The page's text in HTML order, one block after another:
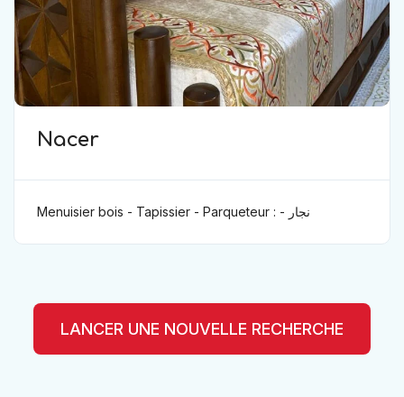
Nacer
Menuisier bois - Tapissier - Parqueteur : نجار -
LANCER UNE NOUVELLE RECHERCHE